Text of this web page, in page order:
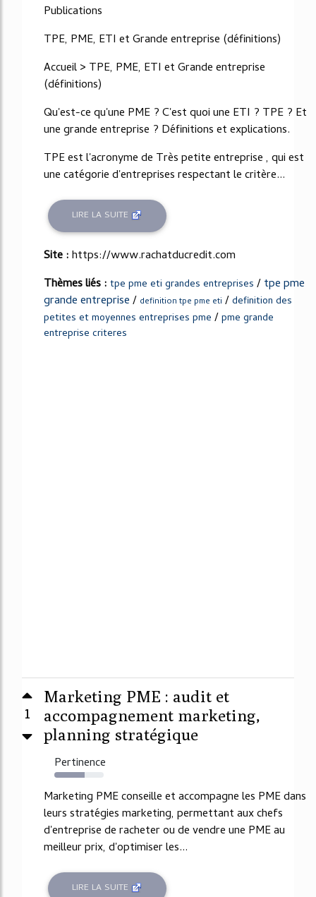
Publications
TPE, PME, ETI et Grande entreprise (définitions)
Accueil > TPE, PME, ETI et Grande entreprise
(définitions)
Qu'est-ce qu'une PME ? C'est quoi une ETI ? TPE ? Et
une grande entreprise ? Définitions et explications.
TPE est l'acronyme de Très petite entreprise , qui est
une catégorie d'entreprises respectant le critère...
LIRE LA SUITE
Site :https://www.rachatducredit.com
Thèmes liés : tpe pme eti grandes entreprises /tpe pme
grande entreprise/ definition tpe pme eti /definition des
petites et moyennes entreprises pme /pme grande
entreprise criteres
1
Marketing PME : audit et
accompagnement marketing,
planning stratégique
Pertinence
62%
Marketing PME conseille et accompagne les PME dans
leurs stratégies marketing, permettant aux chefs
d'entreprise de racheter ou de vendre une PME au
meilleur prix, d'optimiser les...
LIRE LA SUITE